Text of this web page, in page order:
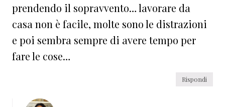
prendendo il sopravvento… lavorare da
casa non è facile, molte sono le distrazioni
e poi sembra sempre di avere tempo per
fare le cose…
Rispondi